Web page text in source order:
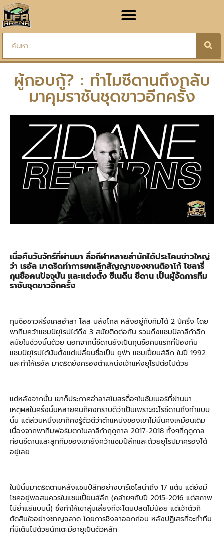
ผู้กอบกู้? : ทำไมซีดานถึงกลับ
มาคุมราชันชุดขาวอีกครั้ง
เมื่อคืนวันจัทร์ที่ผ่านมา สื่อกีฬาหลายสำนักได้ประโคมข่าวใหญ่
ว่า เรอัล มาดริดทำการยกเลิกสัญญาของซานติอาโก้ โซลารี่
กุนซือคนปัจจุบัน และแต่งตั้ง ซีเนดีน ซีดาน เป็นผู้จัดการทีม
ราชันชุดขาวอีกครั้ง
กุนซือชาวฝรั่งเศสอำลา โลส บลังโกส หลังอยู่กับทีมได้ 2 ปีครึ่ง โดย
พาทีมคว้าแชมป์ยุโรปได้ถึง 3 สมัยติดต่อกัน รวมถึงแชมป์ลาลีก้าอีก
สมัยในช่วงนั้นด้วย นอกจากนี้ซีดานยังเป็นกุนซือคนแรกที่ป้องกัน
แชมป์ยุโรปได้นับตั้งแต่เปลี่ยนชื่อเป็น ยูฟ่า แชมเปี้ยนส์ลีก ในปี 1992
และทำให้เรอัล มาดริดยังครองตำแหน่งเจ้าแห่งยุโรปต่อไปด้วย
แต่หลังจากนั้น เขาก็ประกาศอำลาสโมสรดื้อๆในซัมเมอร์ที่ผ่านมา
เหตุผลในครั้งนั้นหลายคนก็คงทราบดีว่าเป็นเพราะอะไรซีดานถึงทำแบบ
นั้น แต่ส่วนหนึ่งเขาก็คงรู้ตัวดีว่าตำแหน่งของเขาไม่มั่นคงเหมือนเดิม
เนื่องจากพาทีมฟอร์มตกในลาลีก้าฤดูกาล 2017-2018 ทั้งๆที่ฤดูกาล
ก่อนซีดานและลูกทีมของเขายังคว้าแชมป์ลีกและถ้วยยุโรปมาครองได้
อยู่เลย
ในปีนั้นมาดริดตามหลังแชมป์ลีกอย่างบาร์เซโลน่าถึง 17 แต้ม แต่ยังมี
โชคอยู่พอสมควรในแชมเปี้ยนส์ลีก (คล้ายๆกับปี 2015-2016 แต่สภาพ
ไม่ย่ำแย่แบบนี้) ซึ่งทำให้เขาสุ่มเสี่ยงที่จะโดนปลดไม่น้อย แต่เจ้าตัวก็
ตัดสินใจอย่างชาญฉลาด โดยการชิงลาออกก่อน หลังปฏิเสธที่จะทำทีม
ที่มีเต็มไปด้วยนักเตะมีอายุเป็นตัวหลัก